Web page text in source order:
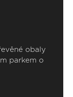
obaly
parkem o